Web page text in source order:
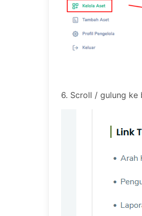
6. Scroll / gulung ke